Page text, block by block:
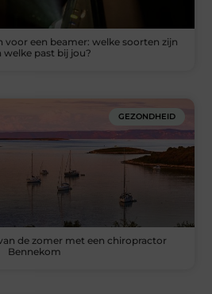
een beamer: welke soorten zijn
welke past bij jou?
GEZONDHEID
de zomer met een chiropractor
Bennekom